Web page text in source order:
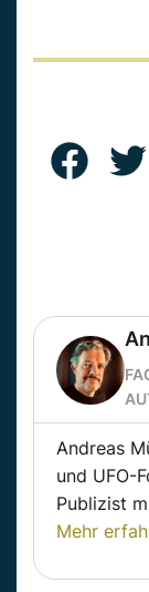
Andreas
und UFO-
Publizist
Mehr